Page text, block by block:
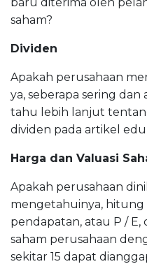
saham?
Dividen
Apakah perusahaan
ya, seberapa sering dan
tahu lebih lanjut
dividen pada artikel
Harga dan Valuasi
Apakah perusahaan
mengetahuinya, hitung
pendapatan, atau P /
saham perusahaan
sekitar 15 dapat